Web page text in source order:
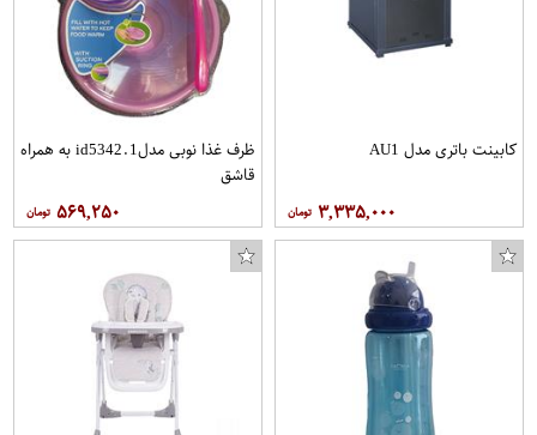
کابینت باتری مدل AU1
۳,۳۳۵,۰۰۰
ظرف غذا نوبی مدلid5342.1 به همراه
قاشق
۵۶۹,۲۵۰